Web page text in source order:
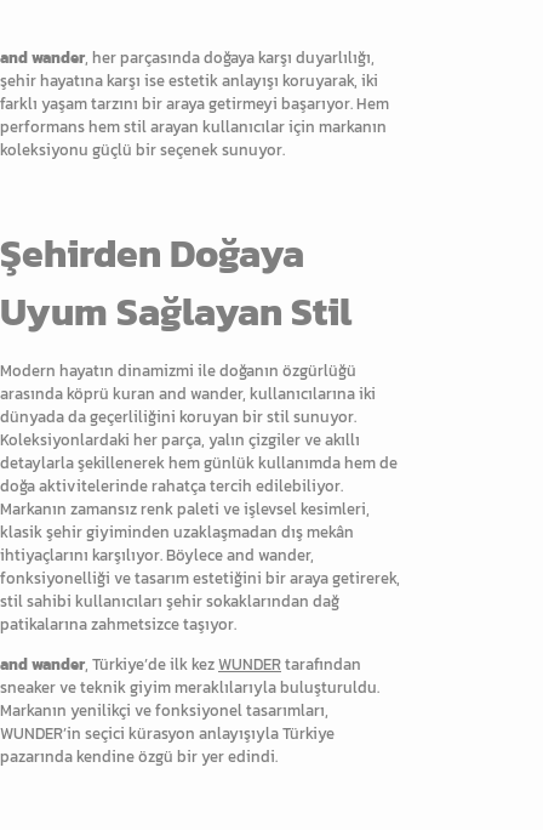
and wander, her parçasında doğaya karşı duyarlılığı,
şehir hayatına karşı ise estetik anlayışı koruyarak, iki
farklı yaşam tarzını bir araya getirmeyi başarıyor. Hem
performans hem stil arayan kullanıcılar için markanın
koleksiyonu güçlü bir seçenek sunuyor.
Şehirden Doğaya
Uyum Sağlayan Stil
Modern hayatın dinamizmi ile doğanın özgürlüğü
arasında köprü kuran and wander, kullanıcılarına iki
dünyada da geçerliliğini koruyan bir stil sunuyor.
Koleksiyonlardaki her parça, yalın çizgiler ve akıllı
detaylarla şekillenerek hem günlük kullanımda hem de
doğa aktivitelerinde rahatça tercih edilebiliyor.
Markanın zamansız renk paleti ve işlevsel kesimleri,
klasik şehir giyiminden uzaklaşmadan dış mekân
ihtiyaçlarını karşılıyor. Böylece and wander,
fonksiyonelliği ve tasarım estetiğini bir araya getirerek,
stil sahibi kullanıcıları şehir sokaklarından dağ
patikalarına zahmetsizce taşıyor.
and wander, Türkiye’de ilk kezWUNDERtarafından
sneaker ve teknik giyim meraklılarıyla buluşturuldu.
Markanın yenilikçi ve fonksiyonel tasarımları,
WUNDER’in seçici kürasyon anlayışıyla Türkiye
pazarında kendine özgü bir yer edindi.